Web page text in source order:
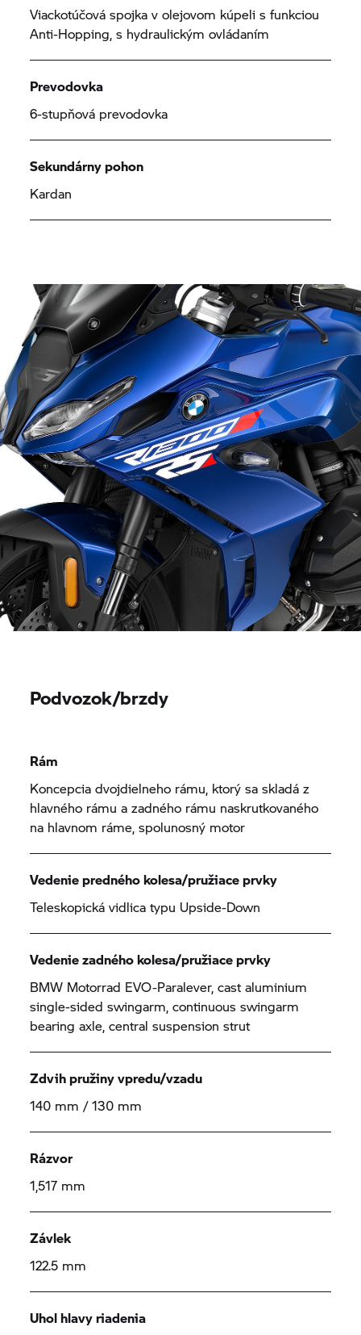
Viackotúčová spojka v olejovom kúpeli s funkciou
Anti-Hopping, s hydraulickým ovládaním
Prevodovka
6-stupňová prevodovka
Sekundárny pohon
Kardan
Podvozok/brzdy
Rám
Koncepcia dvojdielneho rámu, ktorý sa skladá z
hlavného rámu a zadného rámu naskrutkovaného
na hlavnom ráme, spolunosný motor
Vedenie predného kolesa/pružiace prvky
Teleskopická vidlica typu Upside-Down
Vedenie zadného kolesa/pružiace prvky
BMW Motorrad EVO-Paralever, cast aluminium
single-sided swingarm, continuous swingarm
bearing axle, central suspension strut
Zdvih pružiny vpredu/vzadu
140 mm / 130 mm
Rázvor
1,517 mm
Závlek
122.5 mm
Uhol hlavy riadenia